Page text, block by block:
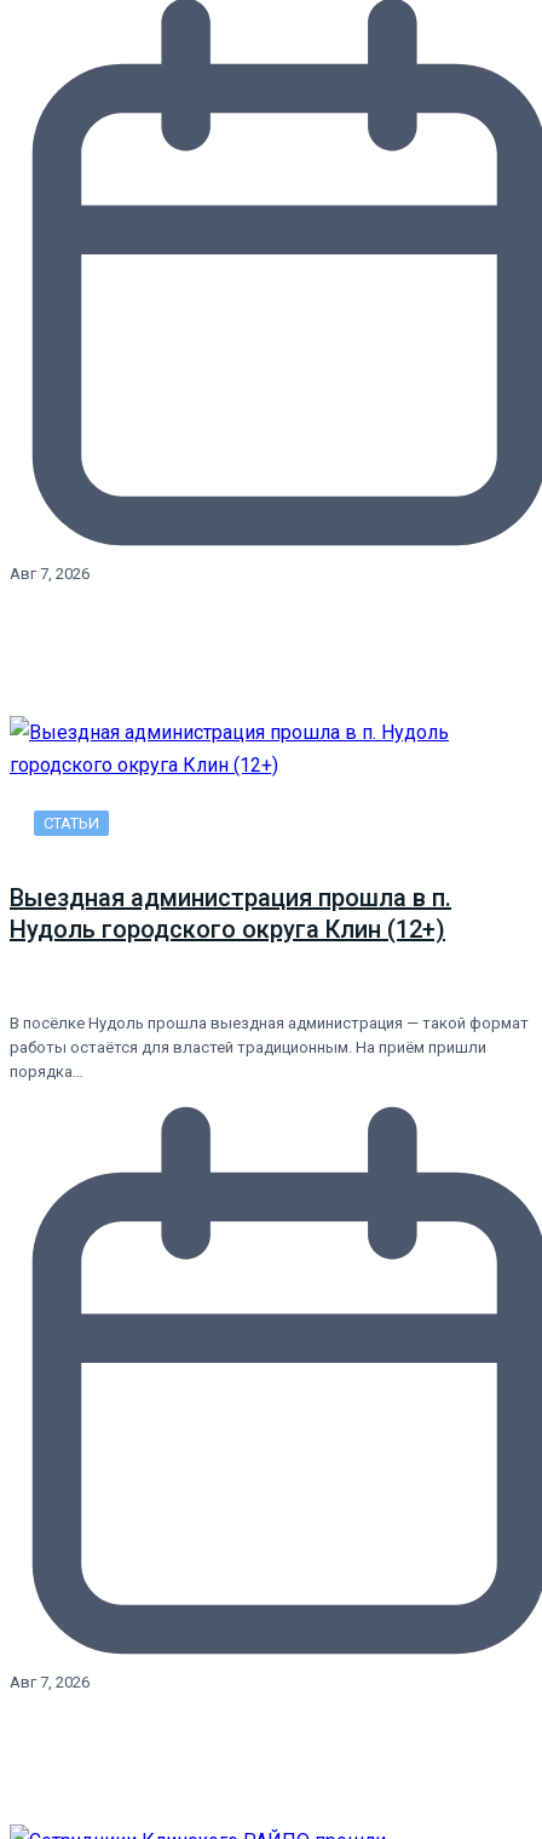
Авг 7, 2026
СТАТЬИ
Выездная администрация прошла в п.
Нудоль городского округа Клин (12+)
В посёлке Нудоль прошла выездная администрация — такой формат
работы остаётся для властей традиционным. На приём пришли
порядка…
Авг 7, 2026